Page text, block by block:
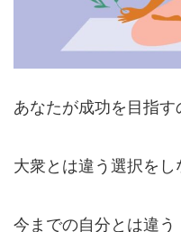
あなたが成功を目指す
大衆とは違う選択を
今までの自分とは違う